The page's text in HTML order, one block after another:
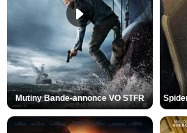
Mutiny Bande-annonce VO STFR